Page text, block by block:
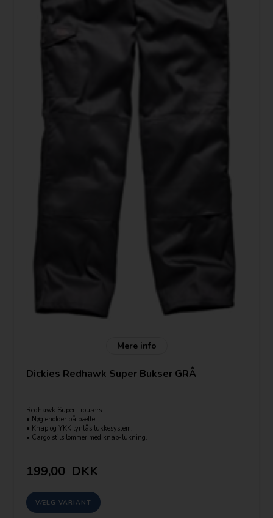
Mere info
Dickies Redhawk Super Bukser GRÅ
Redhawk Super Trousers
• Nøgleholder på bælte.
• Knap og YKK lynlås lukkesystem.
• Cargo stils lommer med knap-lukning.
• Hammerholder på højre ben.
• Tommestok lomme på venstre ben.
• Tredobbelte syninger.
• Børstet 100% bomuldsforing.
199,00 DKK